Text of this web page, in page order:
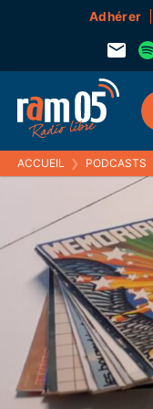
Adhérer
ACCUEIL ❯ PODCASTS